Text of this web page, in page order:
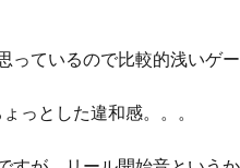
ているので比較的浅いゲ
っとした違和感。。。